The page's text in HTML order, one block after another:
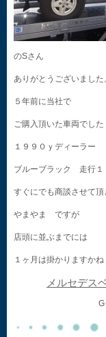
のSさん
ありがとうございました
５年前に当社で
ご購入頂いた車両でした
１９９０ｙディーラー
ブルーブラック 走行１
すぐにでも商談させて頂
やまやま ですが
店頭に並ぶまでには
１ヶ月は掛かりますかね
メルセデス